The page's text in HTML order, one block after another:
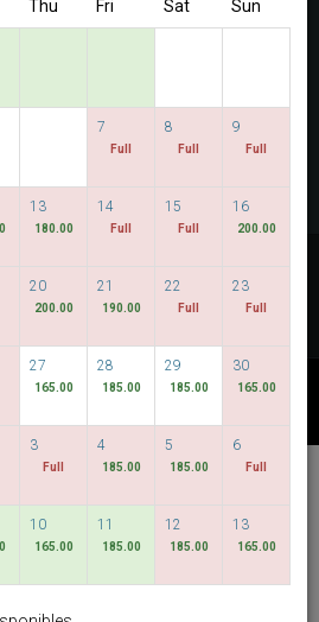
nos tarifs les plus bas
DATES FLEXIBLES
@
SGD
Thu Fri Sat Sun
7
Full
8
Full
9
Full
13
180.00
14
Full
15
Full
16
200.00
20
200.00
21
190.00
22
Full
23
Full
27
165.00
28
185.00
29
185.00
30
165.00
3
Full
4
185.00
5
185.00
6
Full
10
165.00
11
185.00
12
185.00
13
165.00